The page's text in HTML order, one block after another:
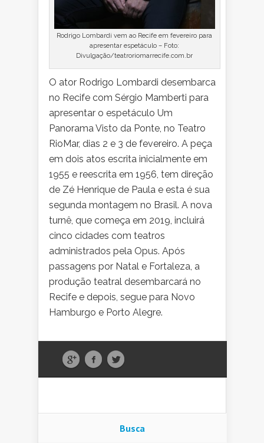
Rodrigo Lombardi vem ao Recife em fevereiro para
apresentar espetáculo – Foto:
Divulgação/teatroriomarrecife.com.br
O ator Rodrigo Lombardi desembarca
no Recife com Sérgio Mamberti para
apresentar o espetáculo Um
Panorama Visto da Ponte, no Teatro
RioMar, dias 2 e 3 de fevereiro. A peça
em dois atos escrita inicialmente em
1955 e reescrita em 1956, tem direção
de Zé Henrique de Paula e esta é sua
segunda montagem no Brasil. A nova
turnê, que começa em 2019, incluirá
cinco cidades com teatros
administrados pela Opus. Após
passagens por Natal e Fortaleza, a
produção teatral desembarcará no
Recife e depois, segue para Novo
Hamburgo e Porto Alegre.
Busca